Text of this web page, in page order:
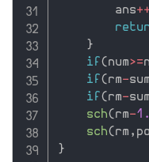
        ans
++
}
if (num>=n
if (rm-sum
if (rm-sum
sch(rm-
sch(rm ,
}